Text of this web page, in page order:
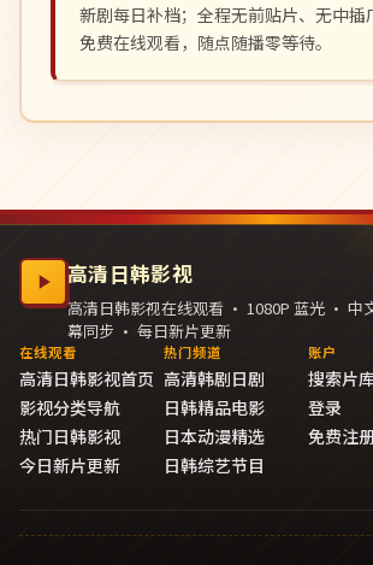
新剧每日补档；全程无前贴片、无中插
免费在线观看，随点随播零等待。
高清日韩影视
高清日韩影视在线观看 · 1080P 蓝光 · 中
幕同步 · 每日新片更新
在线观看
高清日韩影视首页
影视分类导航
热门日韩影视
今日新片更新
热门频道
高清韩剧日剧
日韩精品电影
日本动漫精选
日韩综艺节目
账户
搜索片库
登录
免费注